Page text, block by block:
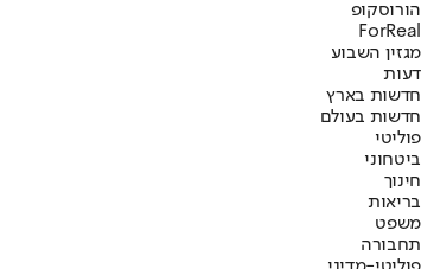
הורוסקופ
ForReal
מגזין השבוע
דעות
חדשות בארץ
חדשות בעולם
פוליטי
ביטחוני
חינוך
בריאות
משפט
תחבורה